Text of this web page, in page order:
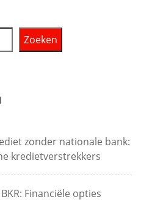
Zoeken
zonder nationale bank:
kredietverstrekkers
Financiële opties